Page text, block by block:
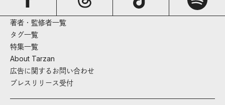
著者・監修者一覧
タグ一覧
特集一覧
About Tarzan
広告に関するお問い合わせ
プレスリリース受付